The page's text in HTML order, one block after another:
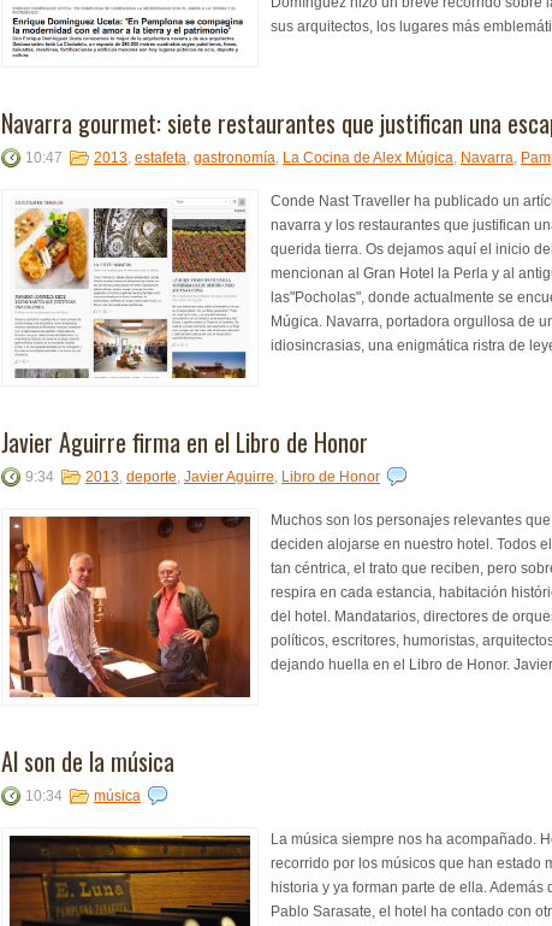
sus arquitectos, los lugares más
Navarra gourmet: siete restaurantes que justifican una
10:47 2013, estafeta, gastronomía, La Cocina de Alex Múgica, Navarra,
Conde Nast Traveller ha publicado un
navarra y los restaurantes que justifican
querida tierra. Os dejamos aquí el inicio
mencionan al Gran Hotel la Perla y al
las"Pocholas", donde actualmente se
Múgica. Navarra, portadora orgullosa de
idiosincrasias, una enigmática ristra de
Javier Aguirre firma en el Libro de Honor
9:34 2013, deporte, Javier Aguirre, Libro de Honor
Muchos son los personajes relevantes
deciden alojarse en nuestro hotel. Todos
tan céntrica, el trato que reciben, pero
respira en cada estancia, habitación
del hotel. Mandatarios, directores de
políticos, escritores, humoristas,
dejando huella en el Libro de Honor.
Al son de la música
10:34 música
La música siempre nos ha acompañado.
recorrido por los músicos que han estado
historia y ya forman parte de ella. Además
Pablo Sarasate, el hotel ha contado con